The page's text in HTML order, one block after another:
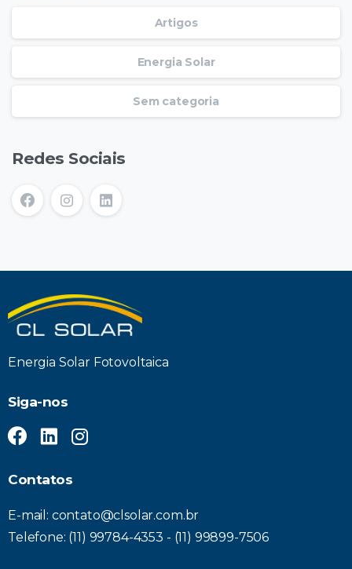
Artigos
Energia Solar
Sem categoria
Redes Sociais
Energia Solar Fotovoltaica
Siga-nos
Contatos
E-mail: contato@clsolar.com.br
Telefone: (11) 99784-4353 - (11) 99899-7506